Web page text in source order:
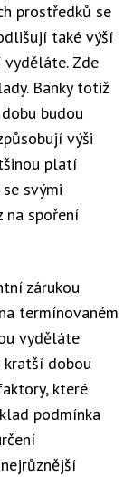
prostředků se
také výší
vyděláte. Zde
Banky totiž
budou
výši
platí
svými
na spoření
zárukou
termínovaném
vyděláte
kratší dobou
které
podmínka